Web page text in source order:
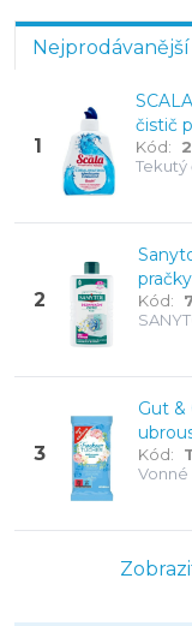
Ubrousky do
statickou
včetně
několika vůních.
Ihned skladem.
1
čistič
Kód:
Tekutý
2 Kód:
vodní
3
Gut &
Kód:
Vonné